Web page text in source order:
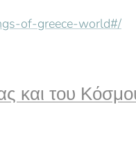
of-greece-world#/
και του